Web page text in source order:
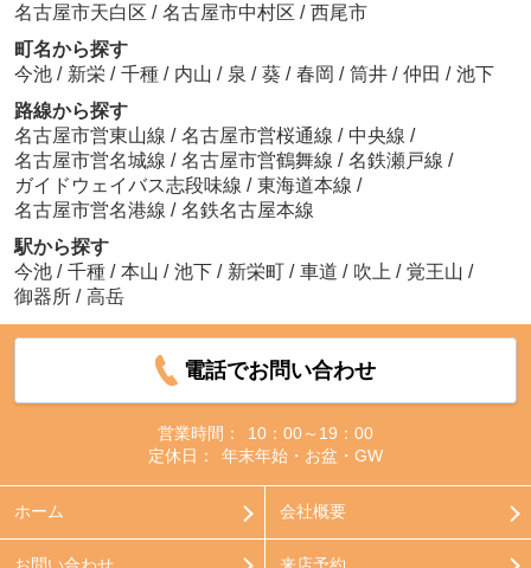
名古屋市天白区 / 名古屋市中村区 / 西尾市
町名から探す
今池 / 新栄 / 千種 / 内山 / 泉 / 葵 / 春岡 / 筒井 / 仲田 / 池下
路線から探す
名古屋市営東山線 / 名古屋市営桜通線 / 中央線 /
名古屋市営名城線 / 名古屋市営鶴舞線 / 名鉄瀬戸線 /
ガイドウェイバス志段味線 / 東海道本線 /
名古屋市営名港線 / 名鉄名古屋本線
駅から探す
今池 / 千種 / 本山 / 池下 / 新栄町 / 車道 / 吹上 / 覚王山 /
御器所 / 高岳
電話でお問い合わせ
営業時間：
10：00～19：00
定休日：
年末年始・お盆・GW
ホーム 会社概要
お問い合わせ 来店予約